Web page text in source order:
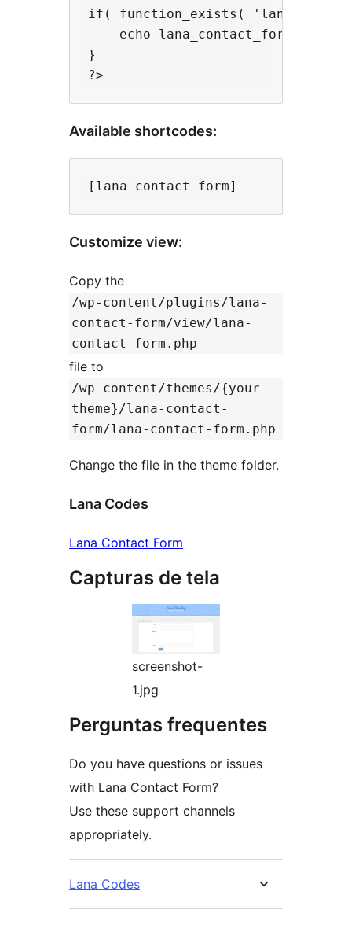
if( function_exists(
    echo lana_contact_form();
}
Available shortcodes:
Customize view:
Copy the
/wp-content/plugins/lana-
contact-form/view/lana-
contact-form.php
file to
/wp-content/themes/{your-
theme}/lana-contact-
form/lana-contact-form.php
Change the file in the theme folder.
Lana Codes
Lana Contact Form
Capturas de tela
screenshot-
1.jpg
Perguntas frequentes
Do you have questions or issues
with Lana Contact Form?
Use these support channels
appropriately.
Lana Codes